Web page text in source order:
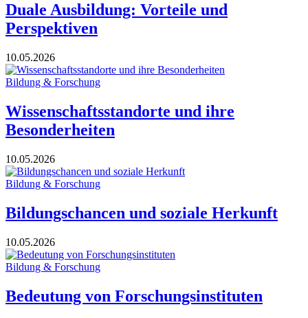
Duale Ausbildung: Vorteile und
Perspektiven
10.05.2026
Bildung & Forschung
Wissenschaftsstandorte und ihre
Besonderheiten
10.05.2026
Bildung & Forschung
Bildungschancen und soziale Herkunft
10.05.2026
Bildung & Forschung
Bedeutung von Forschungsinstituten